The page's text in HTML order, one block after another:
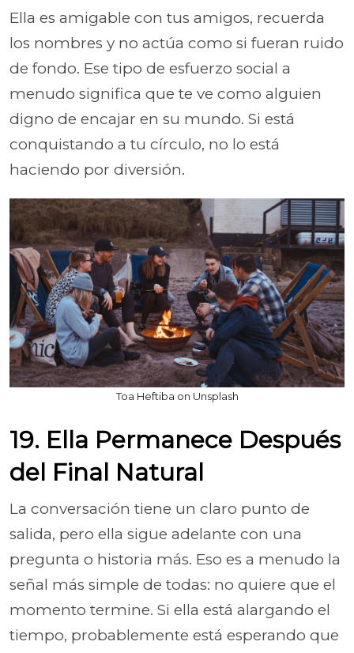
Ella es amigable con tus amigos, recuerda
los nombres y no actúa como si fueran ruido
de fondo. Ese tipo de esfuerzo social a
menudo significa que te ve como alguien
digno de encajar en su mundo. Si está
conquistando a tu círculo, no lo está
haciendo por diversión.
Toa Heftiba on Unsplash
19. Ella Permanece Después
del Final Natural
La conversación tiene un claro punto de
salida, pero ella sigue adelante con una
pregunta o historia más. Eso es a menudo la
señal más simple de todas: no quiere que el
momento termine. Si ella está alargando el
tiempo, probablemente está esperando que